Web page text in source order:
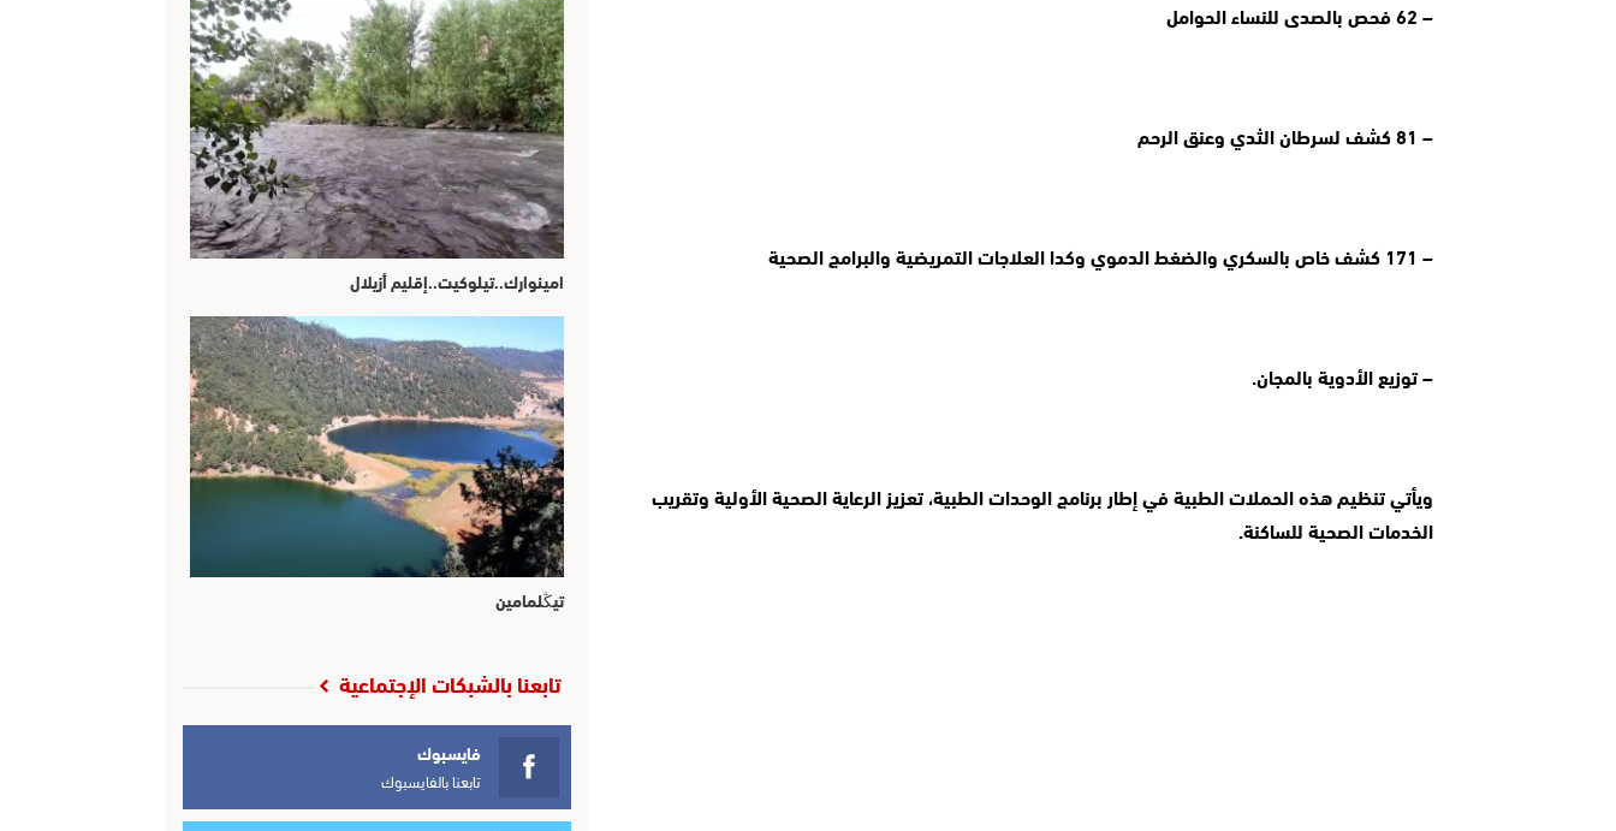
– 62 فحص بالصدى للنساء الحوامل
– 81 كشف لسرطان الثدي وعنق الرحم
– 171 كشف خاص بالسكري والضغط الدموي وكدا العلاجات التمريضية والبرامج الصحية
– توزيع الأدوية بالمجان.
الخدمات الصحية للساكنة.
امينوارك..تيلوكيت..إقليم أزيلال
تيڭلمامين
تابعنا بالشبكات الإجتماعية
فايسبوك
تابعنا بالفايسبوك